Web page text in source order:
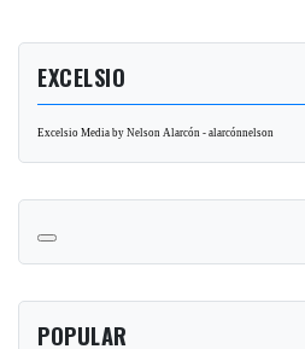
EXCELSIO
Excelsio Media by Nelson Alarcón - alarcónnelson
POPULAR